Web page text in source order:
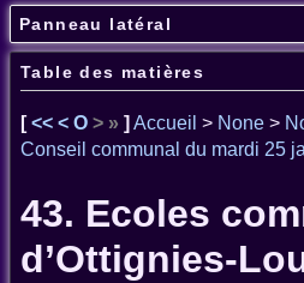
Panneau latéral
Table des matières
[<< < O > » ] Accueil > None >
Conseil communal du mardi 25
43. Ecoles
d’Ottignies-